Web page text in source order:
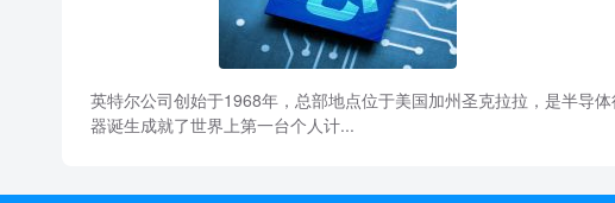
英特尔公司创始于1968年，总部地点位于美国加州圣克拉拉，是半导
器诞生成就了世界上第一台个人计...